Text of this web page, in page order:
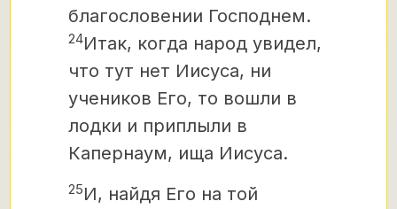
благословении Господнем.
24Итак, когда народ увидел,
что тут нет Иисуса, ни
учеников Его, то вошли в
лодки и приплыли в
Капернаум, ища Иисуса.
25И, найдя Его на той